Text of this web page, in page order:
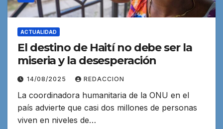
ACTUALIDAD
El destino de Haití no debe ser la
miseria y la desesperación
14/08/2025 REDACCION
La coordinadora humanitaria de la ONU en el
país advierte que casi dos millones de personas
viven en niveles de…